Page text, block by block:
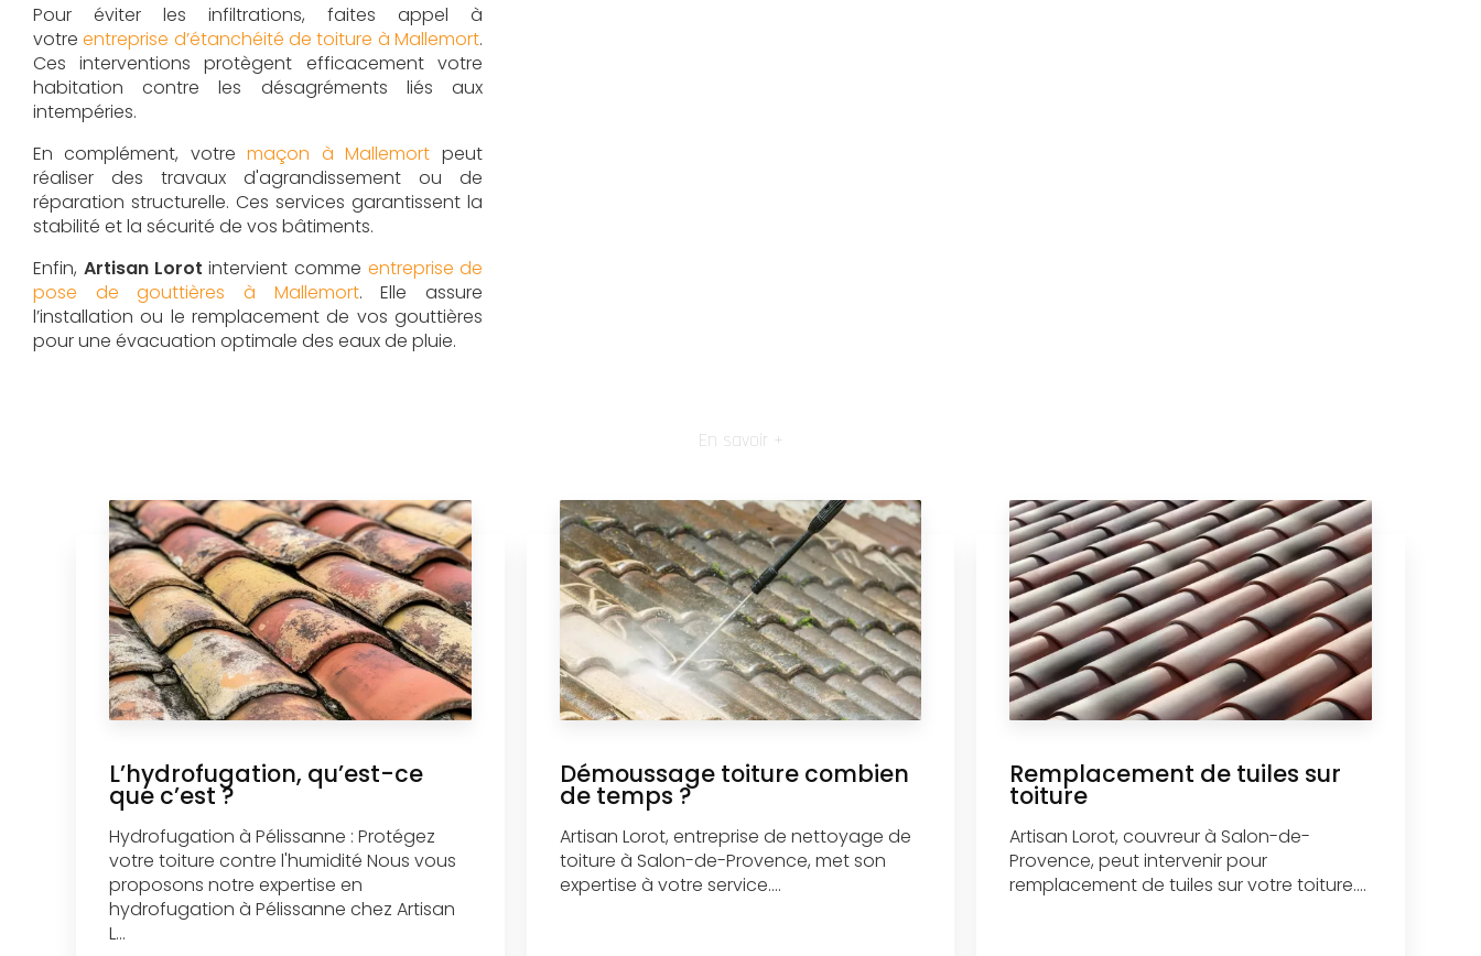
Pour éviter les infiltrations, faites appel à
votreentreprise d’étanchéité de toiture à Mallemort.
Ces interventions protègent efficacement votre
habitation contre les désagréments liés aux
intempéries.
En complément, votre maçon à Mallemort peut
réaliser des travaux d'agrandissement ou de
réparation structurelle. Ces services garantissent la
stabilité et la sécurité de vos bâtiments.
Enfin, Artisan Lorot intervient comme entreprise de
pose de gouttières à Mallemort. Elle assure
l’installation ou le remplacement de vos gouttières
pour une évacuation optimale des eaux de pluie.
En savoir +
L’hydrofugation, qu’est-ce
que c’est ?
Hydrofugation à Pélissanne : Protégez
votre toiture contre l'humidité Nous vous
proposons notre expertise en
hydrofugation à Pélissanne chez Artisan
L...
Démoussage toiture combien
de temps ?
Artisan Lorot, entreprise de nettoyage de
toiture à Salon-de-Provence, met son
expertise à votre service....
Remplacement de tuiles sur
toiture
Artisan Lorot, couvreur à Salon-de-
Provence, peut intervenir pour
remplacement de tuiles sur votre toiture....